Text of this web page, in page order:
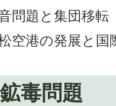
問題と集団移転
空港の発展と国
毒問題